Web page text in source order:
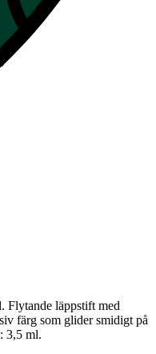
Flytande läppstift med
färg som glider smidigt på
3,5 ml.